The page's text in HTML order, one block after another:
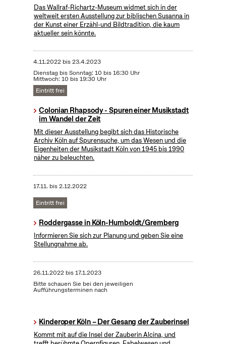
Das Wallraf-Richartz-Museum widmet sich in der
weltweit ersten Ausstellung zur biblischen Susanna in
der Kunst einer Erzähl-und Bildtradition, die kaum
aktueller sein könnte.
4.11.2022bis23.4.2023
Dienstag bis Sonntag: 10 bis 16:30 Uhr
Mittwoch: 10 bis 19:30 Uhr
Eintritt frei
Colonian Rhapsody - Spuren einer Musikstadt
im Wandel der Zeit
Mit dieser Ausstellung begibt sich das Historische
Archiv Köln auf Spurensuche, um das Wesen und die
Eigenheiten der Musikstadt Köln von 1945 bis 1990
näher zu beleuchten.
17.11. bis2.12.2022
Eintritt frei
Roddergasse in Köln-Humboldt/Gremberg
Informieren Sie sich zur Planung und geben Sie eine
Stellungnahme ab.
26.11.2022bis17.1.2023
Bitte schauen Sie bei den jeweiligen
Aufführungsterminen nach
Kinderoper Köln – Der Gesang der Zauberinsel
Kommt mit auf die Insel der Zauberin Alcina, und